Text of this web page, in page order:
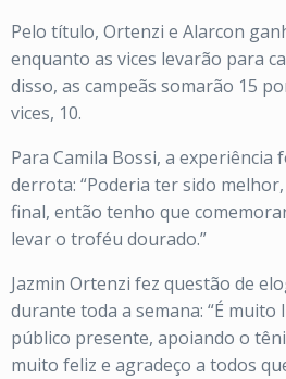
Pelo título, Ortenzi e Alarcon
enquanto as vices levarão para
disso, as campeãs somarão 15
vices, 10.
Para Camila Bossi, a experiência
derrota: “Poderia ter sido
final, então tenho que
levar o troféu dourado.”
Jazmin Ortenzi fez questão de
durante toda a semana: “É muito
público presente, apoiando o
muito feliz e agradeço a todos